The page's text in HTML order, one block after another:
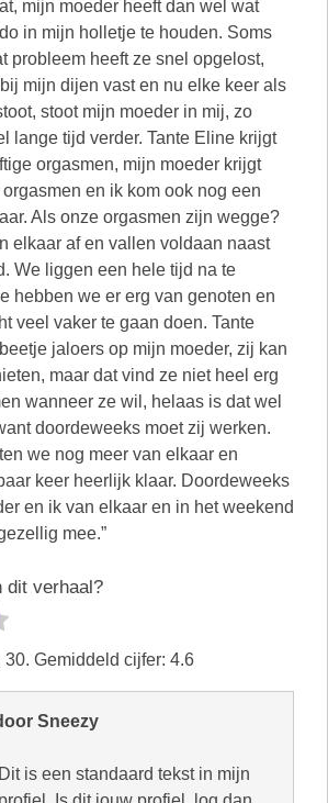
mijn moeder heeft dan wel wat
in mijn holletje te houden. Soms
probleem heeft ze snel opgelost,
mijn dijen vast en nu elke keer als
stoot mijn moeder in mij, zo
lange tijd verder. Tante Eline krijgt
orgasmen, mijn moeder krijgt
en ik kom ook nog een
Als onze orgasmen zijn wegge?
elkaar af en vallen voldaan naast
We liggen een hele tijd na te
hebben we er erg van genoten en
veel vaker te gaan doen. Tante
jaloers op mijn moeder, zij kan
maar dat vind ze niet heel erg
wanneer ze wil, helaas is dat wel
doordeweeks moet zij werken.
we nog meer van elkaar en
keer heerlijk klaar. Doordeweeks
en ik van elkaar en in het weekend
mee.”
dit verhaal?
30. Gemiddeld cijfer: 4.6
Sneezy
Dit is een standaard tekst in mijn